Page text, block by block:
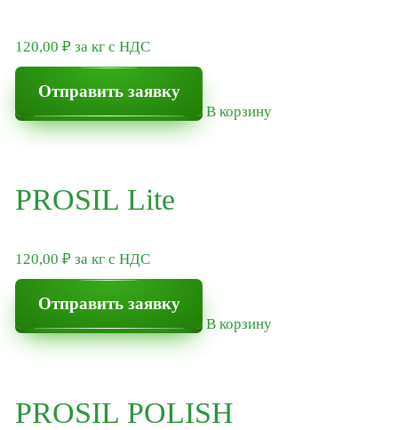
Шлифовка бетона
Перемешивание сыпучих и жидких материалов
120,00 ₽ за кг с НДС
Отправить заявку
В корзину
PROSIL Lite
120,00 ₽ за кг с НДС
Отправить заявку
В корзину
PROSIL POLISH